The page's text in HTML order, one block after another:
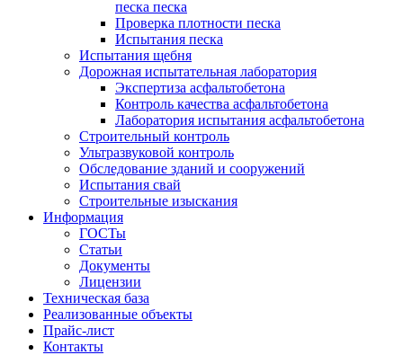
песка песка
Проверка плотности песка
Испытания песка
Испытания щебня
Дорожная испытательная лаборатория
Экспертиза асфальтобетона
Контроль качества асфальтобетона
Лаборатория испытания асфальтобетона
Строительный контроль
Ультразвуковой контроль
Обследование зданий и сооружений
Испытания свай
Строительные изыскания
Информация
ГОСТы
Статьи
Документы
Лицензии
Техническая база
Реализованные объекты
Прайс-лист
Контакты